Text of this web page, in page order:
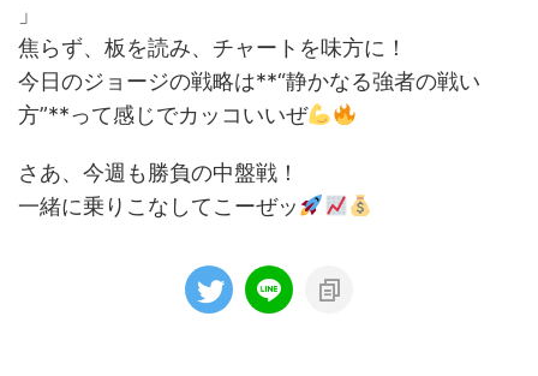
」
焦らず、板を読み、チャートを味方に！
今日のジョージの戦略は**“静かなる強者の戦い
方”**って感じでカッコいいぜ
さあ、今週も勝負の中盤戦！
一緒に乗りこなしてこーぜッ